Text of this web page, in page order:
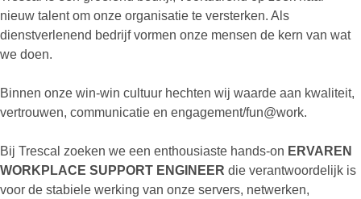
nieuw talent om onze organisatie te versterken. Als
dienstverlenend bedrijf vormen onze mensen de kern van wat
we doen.
Binnen onze win-win cultuur hechten wij waarde aan kwaliteit,
vertrouwen, communicatie en engagement/fun@work.
Bij Trescal zoeken we een enthousiaste hands-on ERVAREN
WORKPLACE SUPPORT ENGINEER die verantwoordelijk is
voor de stabiele werking van onze servers, netwerken,